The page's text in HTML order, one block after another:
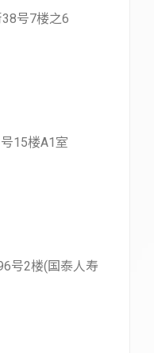
号7楼之6
15楼A1室
号2楼(国泰人寿